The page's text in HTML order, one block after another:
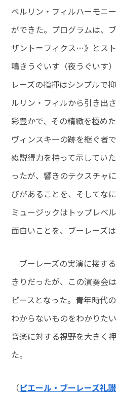
ベルリン・フィルハーモニ
ができた。プログラムは、
ザント＝フィクス…》とス
鳴きうぐいす（夜うぐいす
レーズの指揮はシンプルで
ルリン・フィルから引き出
彩豊かで、その精緻を極め
ヴィンスキーの跡を継ぐ者
ぬ説得力を持って示してい
ったが、響きのテクスチャ
びがあることを、そしてな
ミュージックはトップレベ
面白いことを、ブーレーズ
ブーレーズの実演に接す
きりだったが、この演奏会
ピースとなった。青年時代
わからないものをわかりた
音楽に対する視野を大きく
た。
（ピエール・ブーレーズ礼